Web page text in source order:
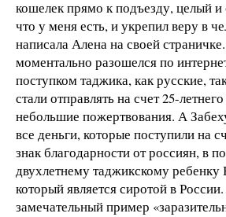
кошелек прямо к подъезду, целый
что у меня есть, и укрепил веру в
написала Алена на своей
моментально разошелся по
поступком таджика, как русские,
стали отправлять на счет 25-
небольшие пожертвования. А
все деньги, которые поступили на
знак благодарности от россиян, в
двухлетнему таджикскому
который является сиротой в
замечательный пример